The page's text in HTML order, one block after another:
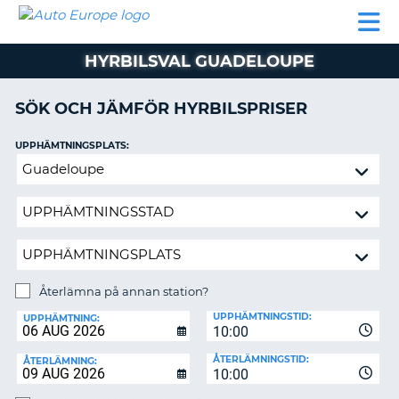
HYRBIL
HYRA
PARTNER
AUTO
EUROPE
HYRBIL
HYRA
MIN
MEDLEMSINFORMATION
ADMINISTRERA
BOKNING
SVERIGE
HYRBILSVAL GUADELOUPE
SÖK OCH JÄMFÖR HYRBILSPRISER
Återlämna
annan
UPPHÄMTNINGSPLATS:
Återlämna på annan station?
UPPHÄMTNING:
10:00
UPPHÄMTNINGSTID:
ÅTERLÄMNING:
10:00
ÅTERLÄMNINGSTID: